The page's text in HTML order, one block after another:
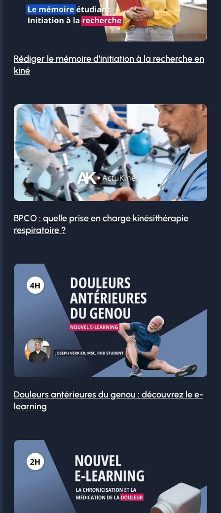
Rédiger le mémoire d’initiation à la recherche en
kiné
BPCO : quelle prise en charge kinésithérapie
respiratoire ?
Douleurs antérieures du genou : découvrez le e-
learning